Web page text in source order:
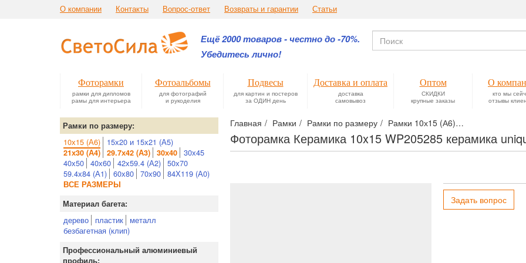
О компании Контакты Вопрос-ответ Возвраты и гарантии Статьи
Ещё 2000 товаров - честно до -70%.
Убедитесь лично!
Фоторамки
рамки для дипломов
рамы для интерьера
Фотоальбомы
для фотографий
и рукоделия
Подвесы
для картин и постеров
за ОДИН день
Доставка и оплата
доставка
самовывоз
Оптом
СКИДКИ
крупные заказы
О
кто мы
отзывы
Главная Рамки Рамки по размеру Рамки 10х15 (А6)
Фоторамка Керамика 10x15 WP205285 керамика
Рамки по размеру:
10х15 (А6) 15х20 и 15х21 (А5)
21х30 (А4) 29.7х42 (А3) 30х40
30х45
40х50 40х60 42х59.4 (А2) 50х70
59.4х84 (А1) 60х80 70х90 84Х119 (А0)
ВСЕ РАЗМЕРЫ
Материал багета:
дерево пластик
металл
безбагетная (клип)
Профессиональный алюминиевый
профиль:
Задать вопрос